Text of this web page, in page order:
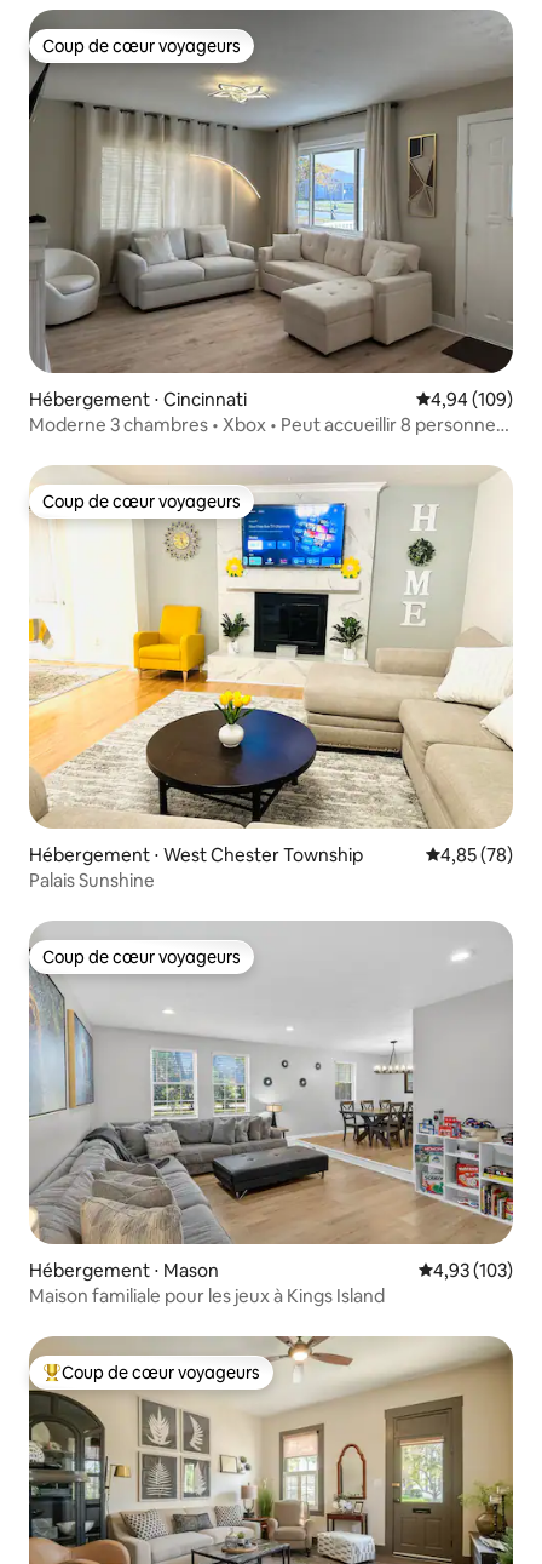
Coup de cœur voyageurs
Coup de cœur voyageurs
Hébergement ⋅ Cincinnati Évaluation
4,94 (109)
Moderne 3 chambres • Xbox • Peut accueillir 8 personnes
Coup de cœur voyageurs
Coup de cœur voyageurs
Hébergement ⋅ West Chester Township Évaluation
4,85 (78)
Palais Sunshine
Coup de cœur voyageurs
Coup de cœur voyageurs
Hébergement ⋅ Mason Évaluation
4,93 (103)
Maison familiale pour les jeux à Kings Island
Coups de cœur voyageurs les plus appréciés
Coup de cœur voyageurs